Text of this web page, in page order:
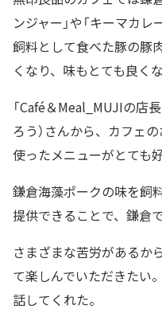
ンジャー」や「キーマカ
飼料として食べた豚の豚
くなり、味もとても良くな
「Café＆Meal_MUJIの店
ろう）さんから、カフェ
使ったメニューがとても
鎌倉海藻ポークの味を飼
提供できることで、鎌倉
さまざまな苦労があるか
て楽しんでいただきたい
話してくれた。